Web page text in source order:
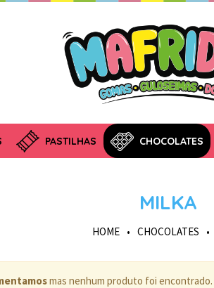
PASTILHAS CHOCOLATES
MILKA
HOME • CHOCOLATES •
mas nenhum produto foi encontrado.